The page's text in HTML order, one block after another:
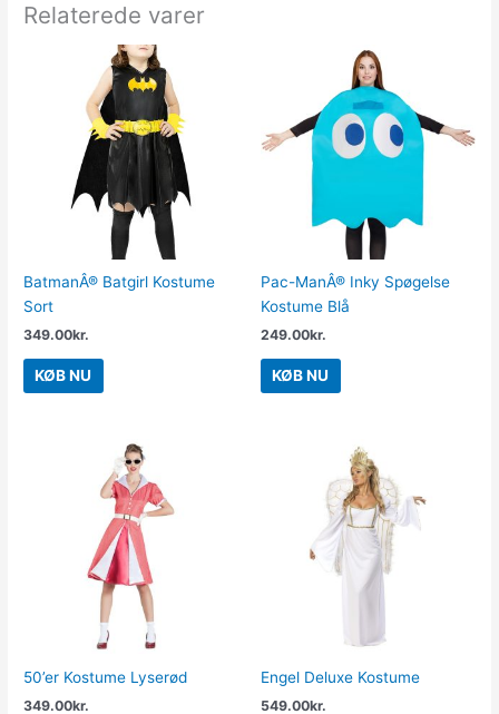
Relaterede varer
BatmanÂ® Batgirl Kostume
Sort
349.00kr.
KØB NU
Pac-ManÂ® Inky Spøgelse
Kostume Blå
249.00kr.
KØB NU
50’er Kostume Lyserød
349.00kr.
Engel Deluxe Kostume
549.00kr.